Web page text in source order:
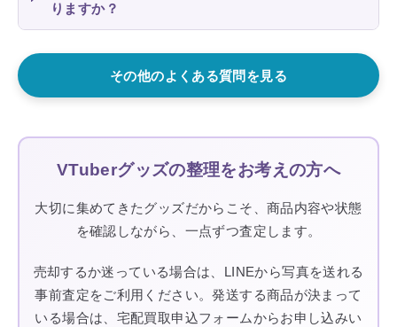
りますか？
その他のよくある質問を見る
VTuberグッズの整理をお考えの方へ
大切に集めてきたグッズだからこそ、商品内容や状態
を確認しながら、一点ずつ査定します。
売却するか迷っている場合は、LINEから写真を送れる
事前査定をご利用ください。発送する商品が決まって
いる場合は、宅配買取申込フォームからお申し込みい